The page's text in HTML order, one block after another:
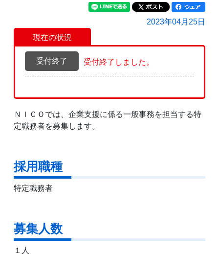
2023年04月25日
現在の状況
受付終了 受付終了しました。
ＮＩＣＯでは、企業支援に係る一般事務を担当する特
定職務者を募集します。
採用職種
特定職務者
募集人数
１人